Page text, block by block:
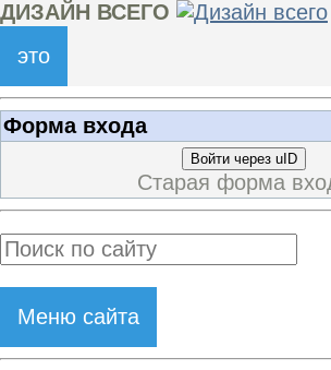
ДИЗАЙН ВСЕГО
это
Форма входа
Войти через uID
Старая форма
Меню сайта